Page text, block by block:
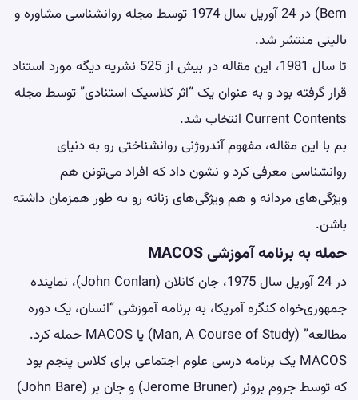
Bem) در 24 آوریل سال 1974 توسط مجله روانشناسی مشاوره و
بالینی منتشر شد.
تا سال 1981، این مقاله در بیش از 525 نشریه دیگه مورد استناد
قرار گرفته بود و به عنوان یک “اثر کلاسیک استنادی” توسط مجله
Current Contents انتخاب شد.
بم با این مقاله، مفهوم آندروژنی روانشناختی رو به دنیای
روانشناسی معرفی کرد و نشون داد که افراد می‌تونن هم
ویژگی‌های مردانه و هم ویژگی‌های زنانه رو به طور همزمان داشته
باشن.
حمله به برنامه آموزشی MACOS
در 24 آوریل سال 1975، جان کانلان (John Conlan)، نماینده
جمهوری‌خواه کنگره آمریکا، به برنامه آموزشی “انسان، یک دوره
مطالعه” (Man, A Course of Study) یا MACOS حمله کرد.
MACOS یک برنامه درسی علوم اجتماعی برای کلاس پنجم بود
که توسط جروم برونر (Jerome Bruner) و جان بر (John Bare)